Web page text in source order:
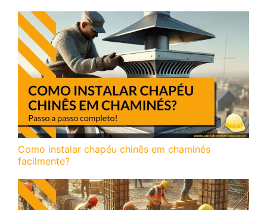
Como instalar chapéu chinês em chaminés
facilmente?